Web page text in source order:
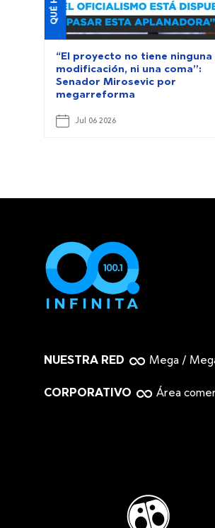
“El proyecto no tiene ninguna
modificación, ni una coma”:
Senador Mirosevic por
megarreforma
Jul 06 2026
NUESTRA RED Mega /
CORPORATIVO Área